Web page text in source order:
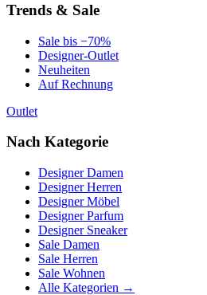
Trends & Sale
Sale bis −70%
Designer-Outlet
Neuheiten
Auf Rechnung
Outlet
Nach Kategorie
Designer Damen
Designer Herren
Designer Möbel
Designer Parfum
Designer Sneaker
Sale Damen
Sale Herren
Sale Wohnen
Alle Kategorien →